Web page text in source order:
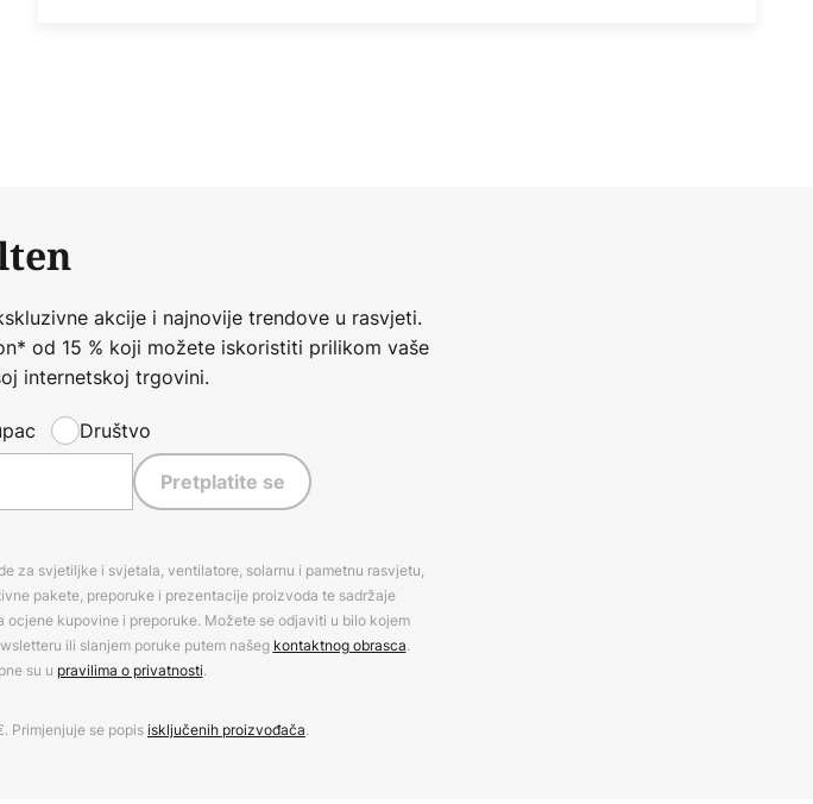
akcije i najnovije trendove u rasvjeti.
od 15 % koji možete iskoristiti prilikom vaše
internetskoj trgovini.
Društvo
Pretplatite se
za svjetiljke i svjetala, ventilatore, solarnu i pametnu rasvjetu,
pakete, preporuke i prezentacije proizvoda te sadržaje
kupovine i preporuke. Možete se odjaviti u bilo kojem
ili slanjem poruke putem našeg kontaktnog obrasca.
su u pravilima o privatnosti.
Primjenjuje se popisisključenih proizvođača.